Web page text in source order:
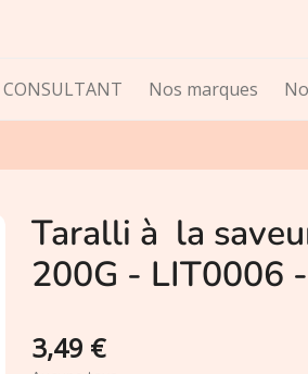
CONSULTANT Nos marques
Taralli à la
200G - LIT0006
3,49 €